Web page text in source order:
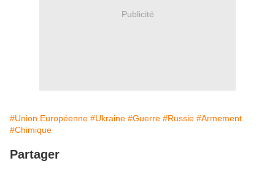
Publicité
#Union Européenne #Ukraine #Guerre #Russie #Armement
#Chimique
Partager